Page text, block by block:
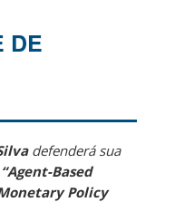
DE
defenderá sua
“Agent-Based
Policy